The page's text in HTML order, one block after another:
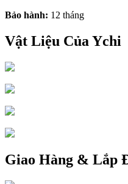
Bảo hành: 12 tháng
Vật Liệu Của Ychi
Giao Hàng & Lắp